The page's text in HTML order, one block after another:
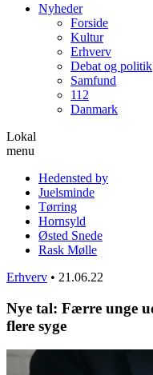
Nyheder
Forside
Kultur
Erhverv
Debat og politik
Samfund
112
Danmark
Lokal
menu
Hedensted by
Juelsminde
Tørring
Hornsyld
Østed Snede
Rask Mølle
Erhverv • 21.06.22
Nye tal: Færre unge
flere syge